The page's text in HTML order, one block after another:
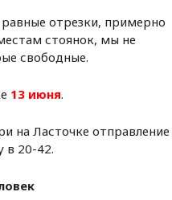
отрезки, примерно
стоянок, мы не
свободные.
13 июня.
на Ласточке отправление
в 20-42.